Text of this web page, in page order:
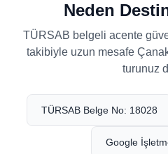
Neden
TÜRSAB belgeli acente
takibiyle uzun mesafe
turunuz
TÜRSAB Belge No: 18028
Google